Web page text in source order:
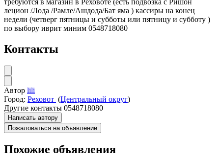
требуются в магазин в Реховоте (есть подвозка с Ришон
лецион /Лода /Рамле/Ашдода/Бат яма ) кассиры на конец
недели (четверг пятницы и субботы или пятницу и субботу )
по выбору иврит миним 0548718080
Контакты
Автор lili
Город: Реховот (Центральный округ)
Другие контакты 0548718080
Написать автору
Пожаловаться на объявление
Похожие объявления